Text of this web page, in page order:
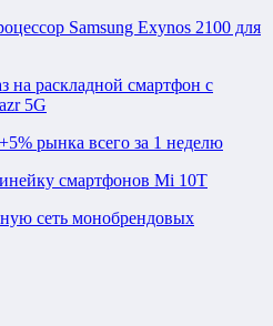
Samsung Exynos 2100 для
на раскладной смартфон с
5G
рынка всего за 1 неделю
смартфонов Mi 10T
сеть монобрендовых